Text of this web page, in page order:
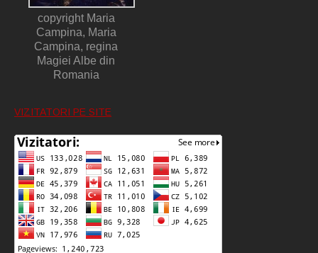
copyright Maria
Campina, Maria
Campina, regina
Magiei Albe din
Romania
VIZITATORI PE SITE